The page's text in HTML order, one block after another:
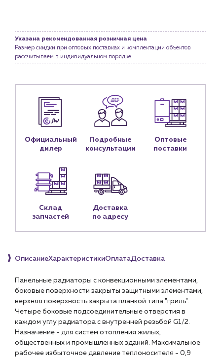
Услуги
Водоснабжение и теплоснабжение
Сервис и обслуживание инженерных систем
Портфолио
Новости
Блог
Контактные данные
Наши партнёры
Чат-бот
Пн – пт: 9:00 – 18:00
sales@profpotok.ru
г. Краснодар, ул. Российская, 63
Указана рекомендованная розничная цена
Размер скидки при оптовых поставках и комплектации объектов
рассчитываем в индивидуальном порядке.
Официальный
дилер
Подробные
консультации
Оптовые
поставки
Склад
запчастей
Доставка
по адресу
ОписаниеХарактеристикиОплатаДоставка
Панельные радиаторы с конвекционными элементами,
боковые поверхности закрыты защитными элементами,
верхняя поверхность закрыта планкой типа "гриль".
Четыре боковые подсоединительные отверстия в
каждом углу радиатора с внутренней резьбой G1/2.
Назначение - для систем отопления жилых,
общественных и промышленных зданий. Максимальное
рабочее избыточное давление теплоносителя - 0,9